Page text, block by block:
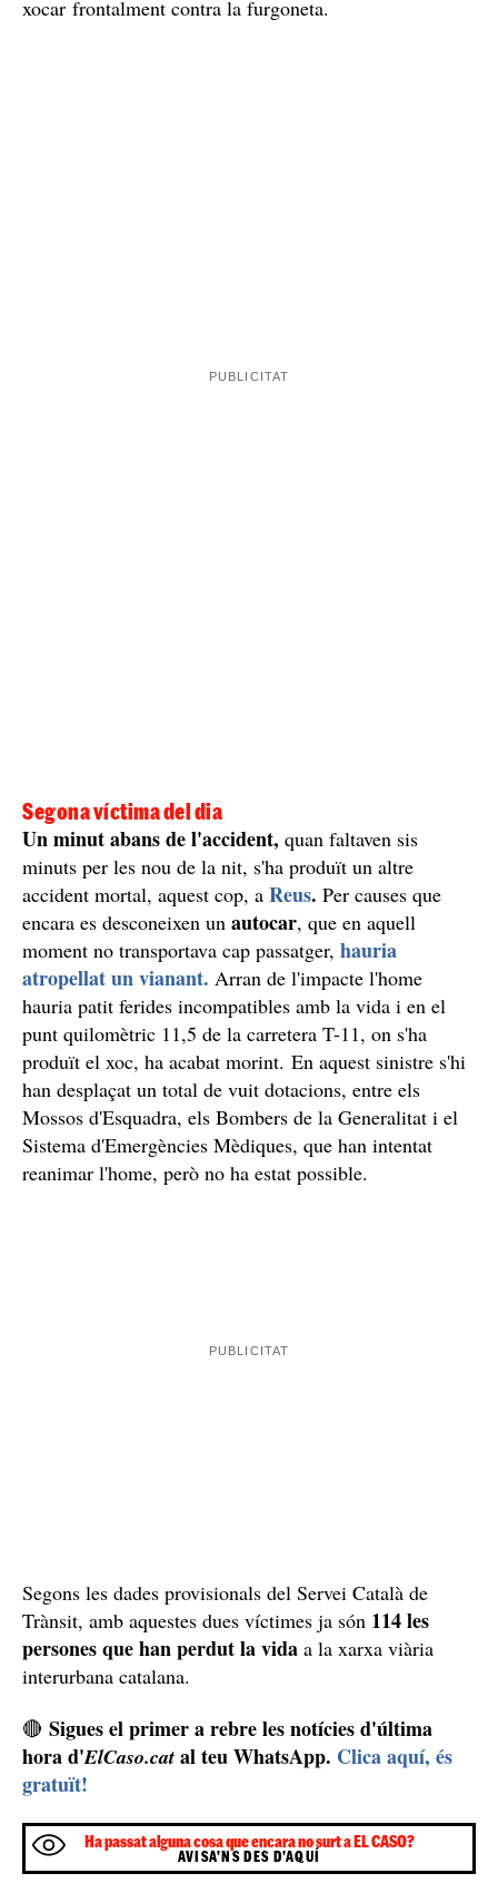
xocar frontalment contra la furgoneta.
Segona víctima del dia
Un minut abans de l'accident, quan faltaven sis
minuts per les nou de la nit, s'ha produït un altre
accident mortal, aquest cop, a Reus. Per causes que
encara es desconeixen un autocar, que en aquell
moment no transportava cap passatger, hauria
atropellat un vianant. Arran de l'impacte l'home
hauria patit ferides incompatibles amb la vida i en el
punt quilomètric 11,5 de la carretera T-11, on s'ha
produït el xoc, ha acabat morint. En aquest sinistre s'hi
han desplaçat un total de vuit dotacions, entre els
Mossos d'Esquadra, els Bombers de la Generalitat i el
Sistema d'Emergències Mèdiques, que han intentat
reanimar l'home, però no ha estat possible.
Segons les dades provisionals del Servei Català de
Trànsit, amb aquestes dues víctimes ja són 114 les
persones que han perdut la vida a la xarxa viària
interurbana catalana.
🔴 Sigues el primer a rebre les notícies d'última
hora d'ElCaso.cat al teu WhatsApp. Clica aquí, és
gratuït!
Ha passat alguna cosa que encara no surt a EL CASO?
AVISA'NS DES D'AQUÍ